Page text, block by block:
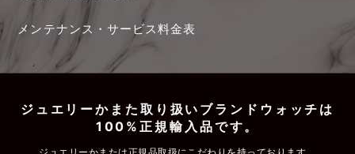
メンテナンス・サービス料金表
ジュエリーかまた取り扱いブランドウォッチは
100%正規輸入品です。